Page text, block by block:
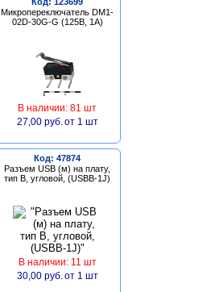
Микропереключатель DM1-
02D-30G-G (125В, 1А)
В наличии: 81 шт
27,00 руб. от 1 шт
Код: 47874
Разъем USB (м) на плату,
тип В, угловой, (USBB-1J)
В наличии: 11 шт
30,00 руб. от 1 шт